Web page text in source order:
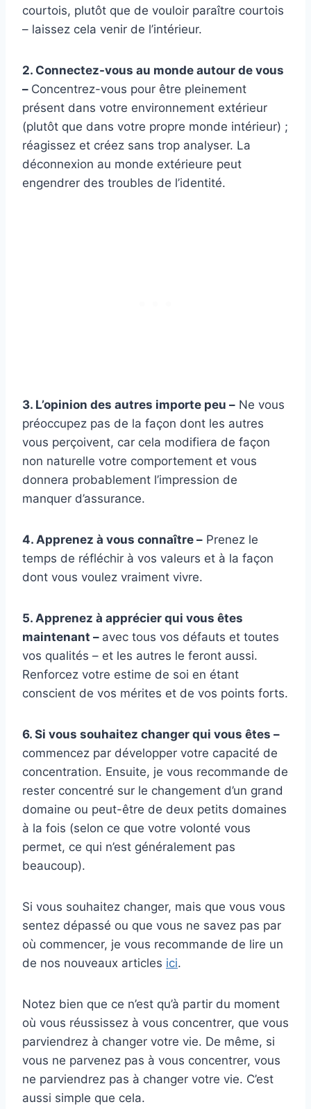
courtois, plutôt que de vouloir paraître courtois
– laissez cela venir de l’intérieur.
2. Connectez-vous au monde autour de vous
– Concentrez-vous pour être pleinement
présent dans votre environnement extérieur
(plutôt que dans votre propre monde intérieur) ;
réagissez et créez sans trop analyser. La
déconnexion au monde extérieure peut
engendrer des troubles de l’identité.
3. L’opinion des autres importe peu – Ne vous
préoccupez pas de la façon dont les autres
vous perçoivent, car cela modifiera de façon
non naturelle votre comportement et vous
donnera probablement l’impression de
manquer d’assurance.
4. Apprenez à vous connaître – Prenez le
temps de réfléchir à vos valeurs et à la façon
dont vous voulez vraiment vivre.
5. Apprenez à apprécier qui vous êtes
maintenant – avec tous vos défauts et toutes
vos qualités – et les autres le feront aussi.
Renforcez votre estime de soi en étant
conscient de vos mérites et de vos points forts.
6. Si vous souhaitez changer qui vous êtes –
commencez par développer votre capacité de
concentration. Ensuite, je vous recommande de
rester concentré sur le changement d’un grand
domaine ou peut-être de deux petits domaines
à la fois (selon ce que votre volonté vous
permet, ce qui n’est généralement pas
beaucoup).
Si vous souhaitez changer, mais que vous vous
sentez dépassé ou que vous ne savez pas par
où commencer, je vous recommande de lire un
de nos nouveaux articles ici.
Notez bien que ce n’est qu’à partir du moment
où vous réussissez à vous concentrer, que vous
parviendrez à changer votre vie. De même, si
vous ne parvenez pas à vous concentrer, vous
ne parviendrez pas à changer votre vie. C’est
aussi simple que cela.